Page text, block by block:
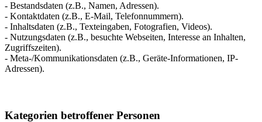
- Bestandsdaten (z.B., Namen, Adressen).
- Kontaktdaten (z.B., E-Mail, Telefonnummern).
- Inhaltsdaten (z.B., Texteingaben, Fotografien, Videos).
- Nutzungsdaten (z.B., besuchte Webseiten, Interesse an Inhalten,
Zugriffszeiten).
- Meta-/Kommunikationsdaten (z.B., Geräte-Informationen, IP-
Adressen).
Kategorien betroffener Personen